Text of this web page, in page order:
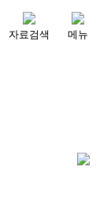
자료검색 메뉴